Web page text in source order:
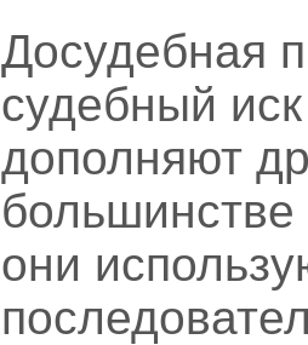
Досудебная
судебный
дополняют
они